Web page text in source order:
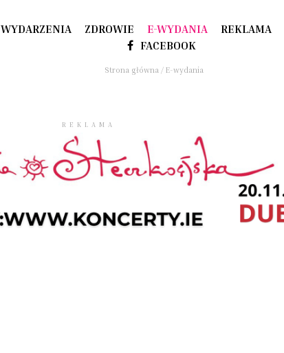
WYDARZENIA ZDROWIE E-WYDANIA REKLAMA
FACEBOOK
Strona główna / E-wydania
REKLAMA